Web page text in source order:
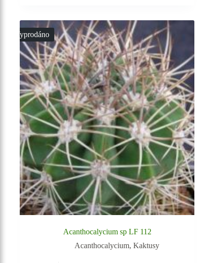
Vyprodáno
Acanthocalycium sp LF 112
Acanthocalycium,Kaktusy